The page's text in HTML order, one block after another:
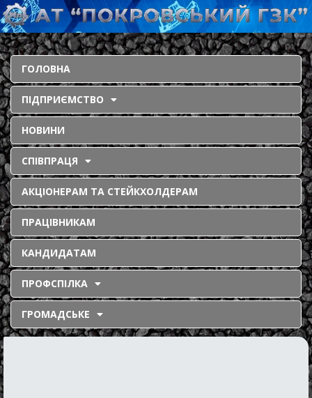
ГОЛОВНА
ПІДПРИЄМСТВО
НОВИНИ
СПІВПРАЦЯ
АКЦІОНЕРАМ ТА СТЕЙКХОЛДЕРАМ
ПРАЦІВНИКАМ
КАНДИДАТАМ
ПРОФСПІЛКА
ГРОМАДСЬКЕ